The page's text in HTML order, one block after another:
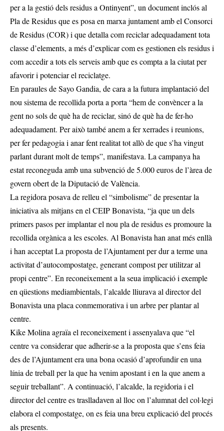
per a la gestió dels residus a Ontinyent”, un document inclós al
Pla de Residus que es posa en marxa juntament amb el Consorci
de Residus (COR) i que detalla com reciclar adequadament tota
classe d’elements, a més d’explicar com es gestionen els residus i
com accedir a tots els serveis amb que es compta a la ciutat per
afavorir i potenciar el reciclatge.
En paraules de Sayo Gandia, de cara a la futura implantació del
nou sistema de recollida porta a porta “hem de convèncer a la
gent no sols de què ha de reciclar, sinó de què ha de fer-ho
adequadament. Per això també anem a fer xerrades i reunions,
per fer pedagogia i anar fent realitat tot allò de que s’ha vingut
parlant durant molt de temps”, manifestava. La campanya ha
estat reconeguda amb una subvenció de 5.000 euros de l’àrea de
govern obert de la Diputació de València.
La regidora posava de relleu el “simbolisme” de presentar la
iniciativa als mitjans en el CEIP Bonavista, “ja que un dels
primers pasos per implantar el nou pla de residus es promoure la
recollida orgànica a les escoles. Al Bonavista han anat més enllà
i han acceptat La proposta de l’Ajuntament per dur a terme una
activitat d’autocompostatge, generant compost per utilitzar al
propi centre”. En reconeixement a la seua implicació i exemple
en qüestions mediambientals, l’alcalde lliurava al director del
Bonavista una placa conmemorativa i un arbre per plantar al
centre.
Kike Molina agraïa el reconeixement i assenyalava que “el
centre va considerar que adherir-se a la proposta que s’ens feia
des de l’Ajuntament era una bona ocasió d’aprofundir en una
línia de treball per la que ha venim apostant i en la que anem a
seguir treballant”. A continuació, l’alcalde, la regidoria i el
director del centre es traslladaven al lloc on l’alumnat del col·legi
elabora el compostatge, on es feia una breu explicació del procés
als presents.